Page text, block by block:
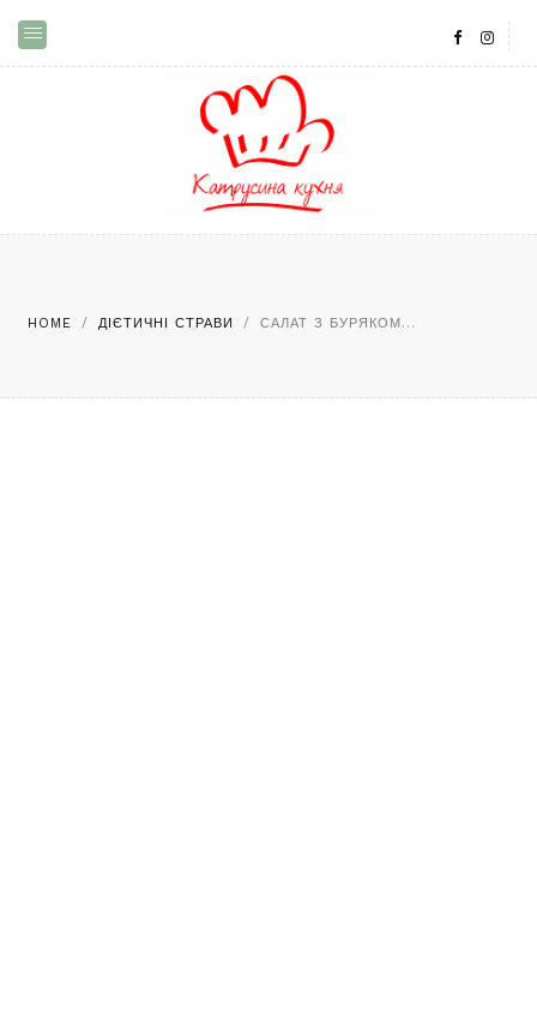
HOME / ДІЄТИЧНІ СТРАВИ / САЛАТ З БУРЯКОМ...